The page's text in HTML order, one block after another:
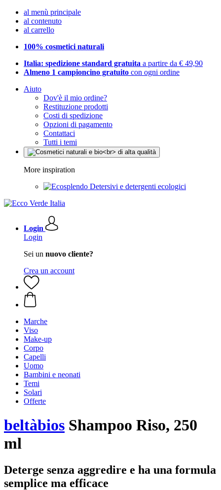
al menù principale
al contenuto
al carrello
100% cosmetici naturali
Italia: spedizione standard gratuita a partire da € 49,90
Almeno 1 campioncino gratuito con ogni ordine
Aiuto
Dov'è il mio ordine?
Restituzione prodotti
Costi di spedizione
Opzioni di pagamento
Contattaci
Tutti i temi
More inspiration
Detersivi e detergenti ecologici
Login
Login
Sei un nuovo cliente?
Crea un account
Marche
Viso
Make-up
Corpo
Capelli
Uomo
Bambini e neonati
Temi
Solari
Offerte
beltàbios Shampoo Riso, 250
ml
Deterge senza aggredire e ha una formula
semplice ma efficace